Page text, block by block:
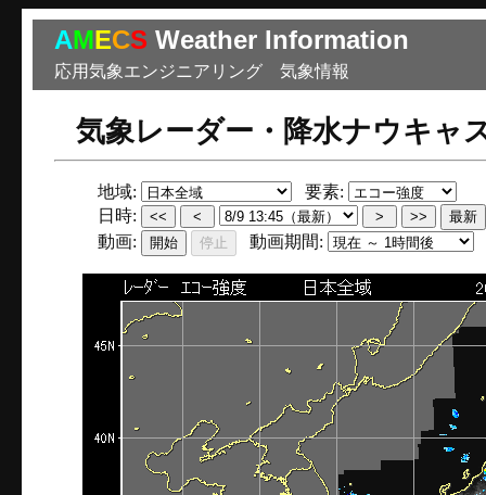
AMECS Weather Information
応用気象エンジニアリング 気象情報
気象レーダー・降水ナウキャ
地域:
要素:
日時:
動画:
動画期間: